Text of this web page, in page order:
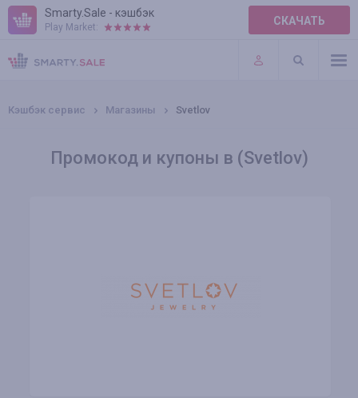
Smarty.Sale - кэшбэк
Play Market: СКАЧАТЬ
ПРАВИЛА
ПЛАГИНЫ
Кэшбэк сервис Магазины Svetlov
Промокод и купоны в (Svetlov)